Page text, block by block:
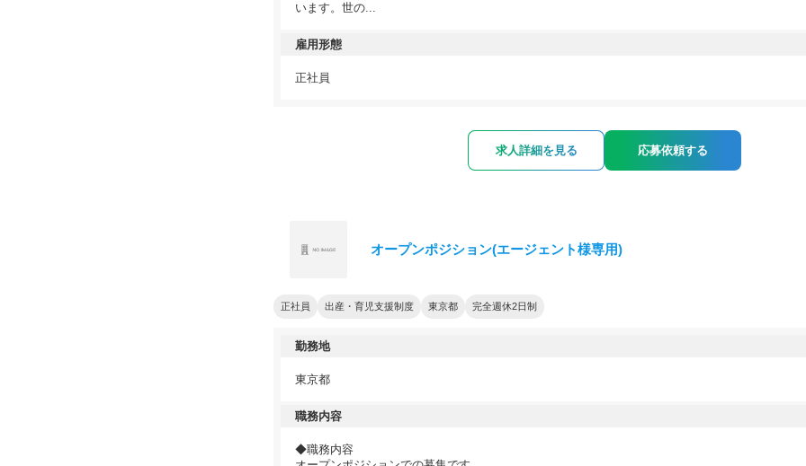
います。世の...
雇用形態
正社員
求人詳細を見る 応募依頼する
オープンポジション(エージェント様専用)
正社員 出産・育児支援制度 東京都 完全週休2日制
勤務地
東京都
職務内容
◆職務内容